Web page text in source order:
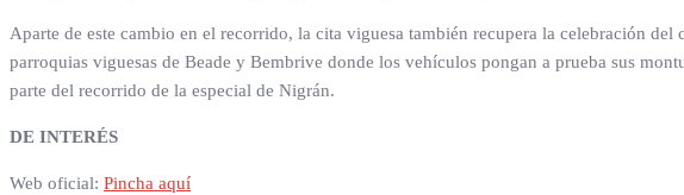
Aparte de este cambio en el recorrido, la cita viguesa también recupera la celebración
parroquias viguesas de Beade y Bembrive donde los vehículos pongan a prueba sus
parte del recorrido de la especial de Nigrán.
DE INTERÉS
Web oficial: Pincha aquí